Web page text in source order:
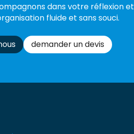
dans votre réflexion et
fluide et sans souci.
demander un devis